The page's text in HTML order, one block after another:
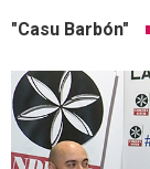
"Casu Barbón"